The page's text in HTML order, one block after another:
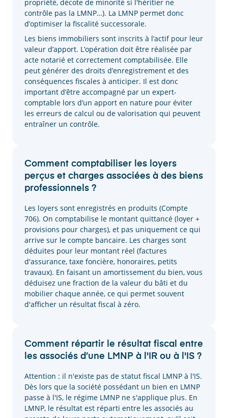
propriété, décote de minorité si l'héritier ne
contrôle pas la LMNP…). La LMNP permet donc
d’optimiser la fiscalité successorale.
Les biens immobiliers sont inscrits à l’actif pour leur
valeur d’apport. L’opération doit être réalisée par
acte notarié et correctement comptabilisée. Elle
peut générer des droits d’enregistrement et des
conséquences fiscales à anticiper. Il est donc
important d’être accompagné par un expert-
comptable lors d’un apport en nature pour éviter
les erreurs de calcul ou de valorisation qui peuvent
entraîner un contrôle.
Comment comptabiliser les loyers
perçus et charges associées à des biens
professionnels ?
Les loyers sont enregistrés en produits (Compte
706). On comptabilise le montant quittancé (loyer +
provisions pour charges), et pas uniquement ce qui
arrive sur le compte bancaire. Les charges sont
déduites pour leur montant réel (factures
d'assurance, taxe foncière, honoraires, petits
travaux). En faisant un amortissement du bien, vous
déduisez une fraction de la valeur du bâti et du
mobilier chaque année, ce qui permet souvent
d'afficher un résultat fiscal à zéro.
Comment répartir le résultat fiscal entre
les associés d’une LMNP à l'IR ou à l'IS ?
Attention : il n'existe pas de statut fiscal LMNP à l'IS.
Dès lors que la société possédant un bien en LMNP
passe à l'IS, le régime LMNP ne s'applique plus. En
LMNP, le résultat est réparti entre les associés au